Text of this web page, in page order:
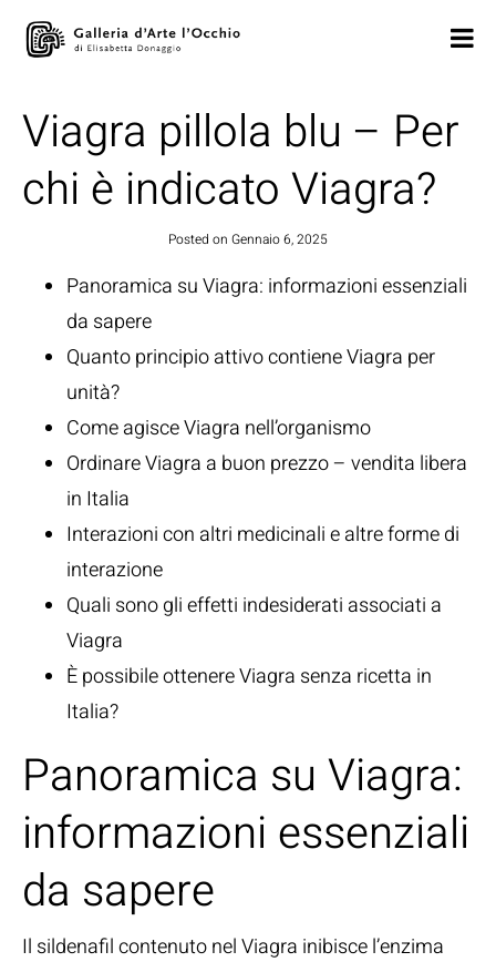
Viagra pillola blu – Per
chi è indicato Viagra?
Posted on Gennaio 6, 2025
Panoramica su Viagra: informazioni essenziali
da sapere
Quanto principio attivo contiene Viagra per
unità?
Come agisce Viagra nell’organismo
Ordinare Viagra a buon prezzo – vendita libera
in Italia
Interazioni con altri medicinali e altre forme di
interazione
Quali sono gli effetti indesiderati associati a
Viagra
È possibile ottenere Viagra senza ricetta in
Italia?
Panoramica su Viagra:
informazioni essenziali
da sapere
Il sildenafil contenuto nel Viagra inibisce l’enzima